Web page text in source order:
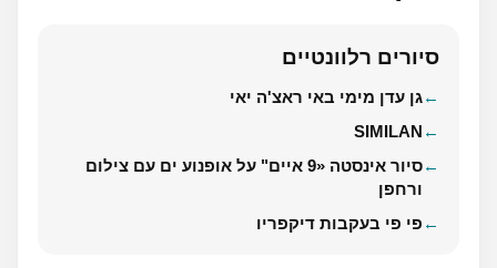
סיורים רלוונטיים
גן עדן מימי באי ראצ'ה יאי
SIMILAN
סיור אינסטה «9 איים" על אופנוע ים עם צילום
ורחפן
פי פי בעקבות דיקפריו